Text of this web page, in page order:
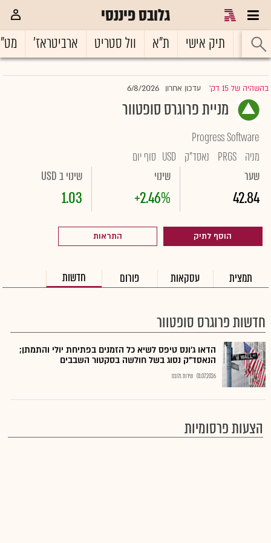
גלובס פיננסי
ראשי תיק אישי ת"א וול סטריט ארביטראז'
בהשהיה של 15 דק' |עדכון אחרון 6/8/2026
מניית פרוגרס סופטוור
Progress Software
מניה PRGS נאסד"ק USD סוף יום
שער
42.84
שינוי
+2.46%
שינוי ב USD
1.03
הוסף לתיק התראות
תמצית עסקאות פורום חדשות
חדשות פרוגרס סופטוור
הדאו ג'ונס טיפס לשיא כל הזמנים בפתיחת יולי והתמתן;
הנאסד"ק נסוג בשל חולשה בסקטור השבבים
01.07.2026 שירות גלובס
הצעות פרסומיות